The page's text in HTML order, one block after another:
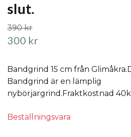
slut.
390 kr
300 kr
Bandgrind 15 cm från
Bandgrind är en lämplig
nybörjargrind.Fraktkostnad
Beställningsvara